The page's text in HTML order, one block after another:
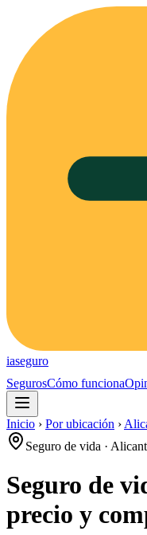
iaseguro
SegurosCómo funciona
Inicio › Por ubicación ›
Seguro de vida ·
Seguro de
precio y